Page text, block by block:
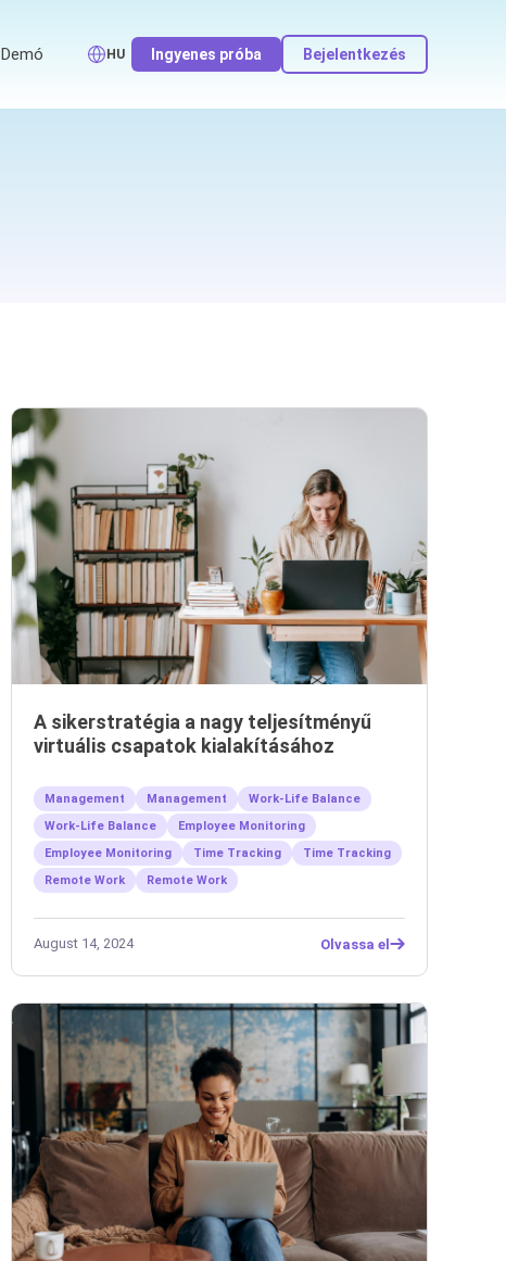
Demó HU Ingyenes próba Bejelentkezés
A sikerstratégia a nagy teljesítményű
virtuális csapatok kialakításához
Management Management
Work-Life Balance
Work-Life Balance
Employee Monitoring
Employee Monitoring
Time Tracking
Time Tracking
Remote Work
Remote Work
August 14, 2024 Olvassa el